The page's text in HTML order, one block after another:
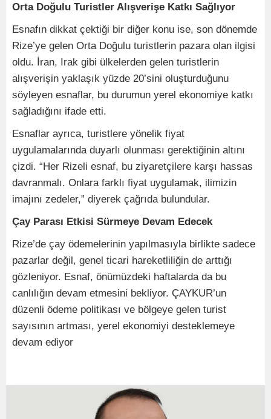
Orta Doğulu Turistler Alışverişe Katkı Sağlıyor
Esnafın dikkat çektiği bir diğer konu ise, son dönemde
Rize’ye gelen Orta Doğulu turistlerin pazara olan ilgisi
oldu. İran, Irak gibi ülkelerden gelen turistlerin
alışverişin yaklaşık yüzde 20’sini oluşturduğunu
söyleyen esnaflar, bu durumun yerel ekonomiye katkı
sağladığını ifade etti.
Esnaflar ayrıca, turistlere yönelik fiyat
uygulamalarında duyarlı olunması gerektiğinin altını
çizdi. “Her Rizeli esnaf, bu ziyaretçilere karşı hassas
davranmalı. Onlara farklı fiyat uygulamak, ilimizin
imajını zedeler,” diyerek çağrıda bulundular.
Çay Parası Etkisi Sürmeye Devam Edecek
Rize’de çay ödemelerinin yapılmasıyla birlikte sadece
pazarlar değil, genel ticari hareketliliğin de arttığı
gözleniyor. Esnaf, önümüzdeki haftalarda da bu
canlılığın devam etmesini bekliyor. ÇAYKUR’un
düzenli ödeme politikası ve bölgeye gelen turist
sayısının artması, yerel ekonomiyi desteklemeye
devam ediyor